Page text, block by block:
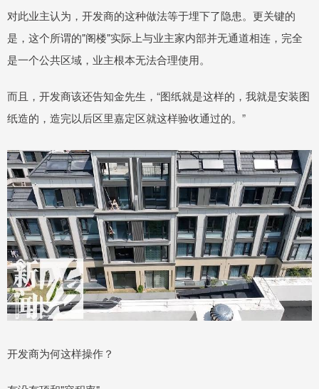
对此业主认为，开发商的这种做法等于埋下了隐患。更关键的
是，这个所谓的"阁楼"实际上与业主家内部并无通道相连，完全
是一个公共区域，业主根本无法合理使用。
而且，开发商该还告知金先生，“图纸就是这样的，我就是安装图
纸造的，造完以后区里嘉定区就这样验收通过的。”
开发商为何这样操作？